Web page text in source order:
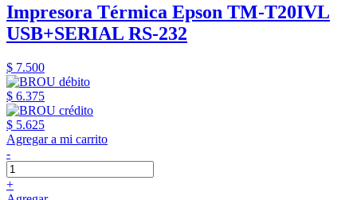
Impresora Térmica Epson TM-T20IVL
USB+SERIAL RS-232
$ 7.500
$ 6.375
$ 5.625
Agregar a mi carrito
-
+